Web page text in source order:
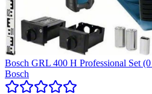
Bosch GRL 400 H Professional Set
Bosch